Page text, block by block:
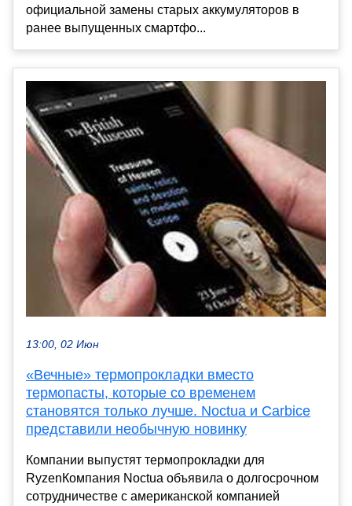
официальной замены старых аккумуляторов в
ранее выпущенных смартфо...
13:00, 02 Июн
«Вечные» термопрокладки вместо
термопасты, которые со временем
становятся только лучше. Noctua и Carbice
представили необычную новинку
Компании выпустят термопрокладки для
RyzenКомпания Noctua объявила о долгосрочном
сотрудничестве с американской компанией